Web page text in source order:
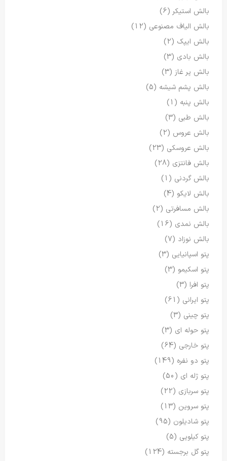
بالش استیکر (6)
بالش الیاف مصنوعی (12)
بالش ایپک (2)
بالش بادی (3)
بالش پر غاز (3)
بالش پشم شیشه (5)
بالش پنبه (1)
بالش طبی (3)
بالش عروس (2)
بالش عروسکی (23)
بالش فانتزی (28)
بالش گردنی (1)
بالش لایکو (4)
بالش مسافرتی (2)
بالش نمدی (16)
بالش نوزاد (7)
پتو اسپانیایی (3)
پتو اسکیمو (3)
پتو افرا (3)
پتو ایرانی (61)
پتو چینی (3)
پتو حوله ای (3)
پتو خارجی (64)
پتو دو نفره (149)
پتو ژله ای (50)
پتو سربازی (22)
پتو سروین (13)
پتو شادیلون (95)
پتو کیلویی (5)
پتو گل برجسته (124)